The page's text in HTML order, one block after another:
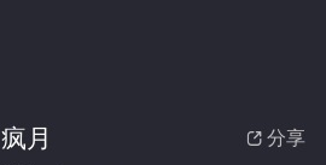
 分享
疯月